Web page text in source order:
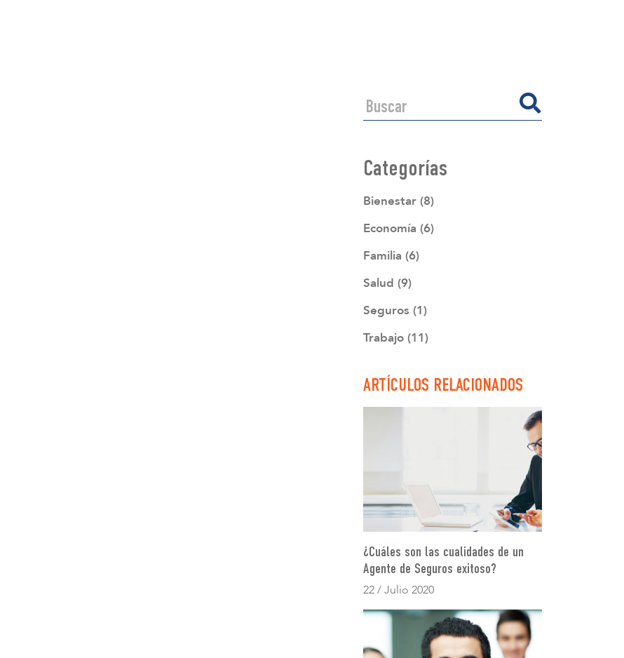
Categorías
Bienestar (8)
Economía (6)
Familia (6)
Salud (9)
Seguros (1)
Trabajo (11)
ARTÍCULOS RELACIONADOS
¿Cuáles son las cualidades de un
Agente de Seguros exitoso?
22 / Julio 2020